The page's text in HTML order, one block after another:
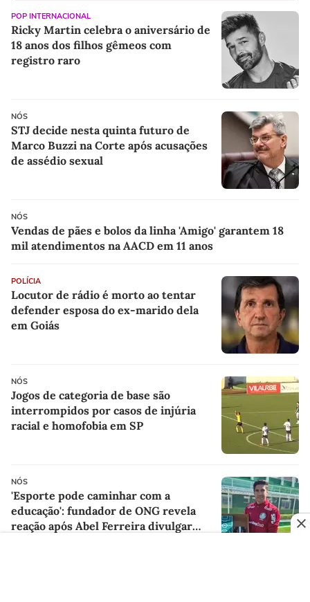
POP INTERNACIONAL
Ricky Martin celebra o aniversário de
18 anos dos filhos gêmeos com
registro raro
NÓS
STJ decide nesta quinta futuro de
Marco Buzzi na Corte após acusações
de assédio sexual
NÓS
Vendas de pães e bolos da linha 'Amigo' garantem 18
mil atendimentos na AACD em 11 anos
POLÍCIA
Locutor de rádio é morto ao tentar
defender esposa do ex-marido dela
em Goiás
NÓS
Jogos de categoria de base são
interrompidos por casos de injúria
racial e homofobia em SP
NÓS
'Esporte pode caminhar com a
educação': fundador de ONG revela
reação após Abel Ferreira divulgar